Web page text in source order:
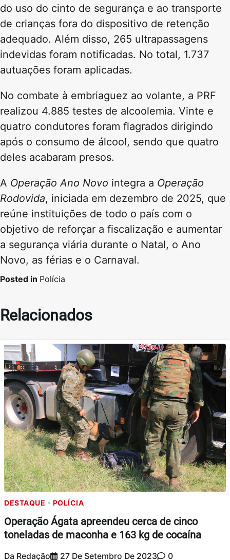
do uso do cinto de segurança e ao transporte
de crianças fora do dispositivo de retenção
adequado. Além disso, 265 ultrapassagens
indevidas foram notificadas. No total, 1.737
autuações foram aplicadas.
No combate à embriaguez ao volante, a PRF
realizou 4.885 testes de alcoolemia. Vinte e
quatro condutores foram flagrados dirigindo
após o consumo de álcool, sendo que quatro
deles acabaram presos.
A Operação Ano Novo integra a Operação
Rodovida, iniciada em dezembro de 2025, que
reúne instituições de todo o país com o
objetivo de reforçar a fiscalização e aumentar
a segurança viária durante o Natal, o Ano
Novo, as férias e o Carnaval.
Posted in Polícia
Relacionados
DESTAQUE POLÍCIA
Operação Ágata apreendeu cerca de cinco
toneladas de maconha e 163 kg de cocaína
Da Redação 27 De Setembro De 2023 0